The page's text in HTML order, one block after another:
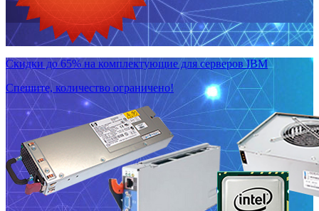
Скидки до 65% на комплектующие для серверов IBM
Спешите, количество ограничено!